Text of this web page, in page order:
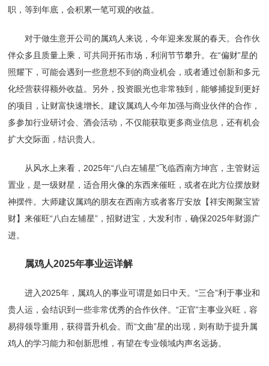
职，等到年底，会积累一笔可观的收益。
对于做生意开公司的属鸡人来说，今年迎来发展的春天。合作伙
伴众多且质量上乘，可共同开拓市场，利润节节攀升。在“偏财”星的
照耀下，可能会遇到一些意想不到的商业机会，或者通过创新和多元
化经营获得额外收益。另外，投资眼光也非常独到，能够捕捉到更好
的项目，让财富快速增长。建议属鸡人今年加强与商业伙伴的合作，
多参加行业研讨会、酒会活动，不仅能获取更多商业信息，还有机会
扩大交际面，结识贵人。
从风水上来看，2025年“八白左辅星”飞临西南方坤宫，主管财运
置业，是一级财星，适合用火像的东西来催旺，或者在此方位摆放财
神摆件。大师建议属鸡的朋友在西南方或者客厅安放【祥安阁聚宝皆
财】来催旺“八白左辅星”，招财进宝，大发利市，确保2025年财源广
进。
属鸡人2025年事业运详解
进入2025年，属鸡人的事业可谓是如日中天。“三合”利于事业和
贵人运，会结识到一些非常优秀的合作伙伴。“正官”主事业兴旺，容
易得领导重用，获得晋升机会。而“文曲”星的出现，则有助于提升属
鸡人的学习能力和创新思维，有望在专业领域内声名远扬。